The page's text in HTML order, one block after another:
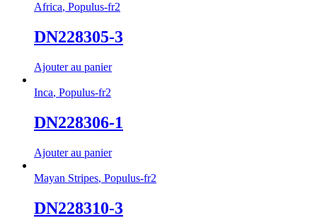
Africa, Populus-fr2
DN228305-3
Ajouter au panier
Inca, Populus-fr2
DN228306-1
Ajouter au panier
Mayan Stripes, Populus-fr2
DN228310-3